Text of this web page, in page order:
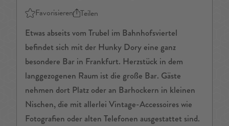
Favorisieren Teilen
Etwas abseits vom Trubel im Bahnhofsviertel
befindet sich mit der Hunky Dory eine ganz
besondere Bar in Frankfurt. Herzstück in dem
langgezogenen Raum ist die große Bar. Gäste
nehmen dort Platz oder an Barhockern in kleinen
Nischen, die mit allerlei Vintage-Accessoires wie
Fotografien oder alten Telefonen ausgestattet sind.